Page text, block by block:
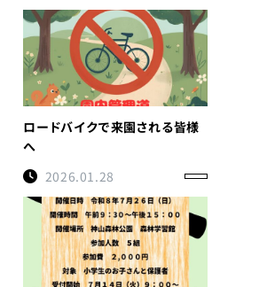
ロードバイクで来園される皆様
へ
2026.01.28